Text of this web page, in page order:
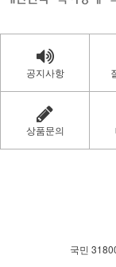
공지사항
상품문의
국민